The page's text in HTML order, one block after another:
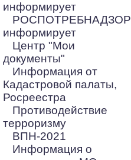
информирует
РОСПОТРЕБНАДЗОР
информирует
Центр "Мои
документы"
Информация от
Кадастровой палаты,
Росреестра
Противодействие
терроризму
ВПН-2021
Информация о